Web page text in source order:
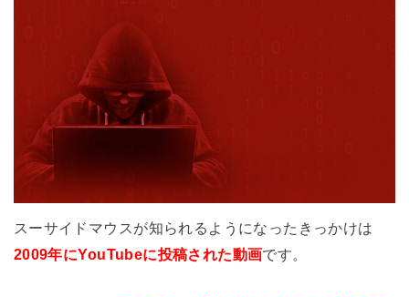
スーサイドマウスが知られるようになったきっかけは
2009年にYouTubeに投稿された動画です。